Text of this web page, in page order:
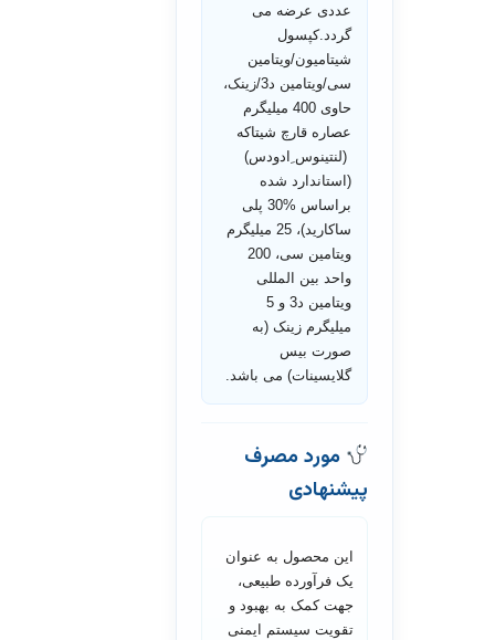
عددی عرضه می
گردد.کپسول
شیتامیون/ویتامین
سی/ویتامین د3/زینک،
حاوی 400 میلیگرم
عصاره قارچ شیتاکه
(لنتینوس ِادودس)
(استاندارد شده
براساس %30 پلی
ساکارید)، 25 میلیگرم
ویتامین سی، 200
واحد بین المللی
ویتامین د3 و 5
میلیگرم زینک (به
صورت بیس
گلایسینات) می باشد.
مورد مصرف
پیشنهادی
این محصول به عنوان
یک فرآورده طبیعی،
جهت کمک به بهبود و
تقویت سیستم ایمنی